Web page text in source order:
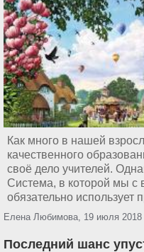
Как много в нашей
качественного
своё дело учителей.
Система, в которой мы с
обязательно использует
Елена Любимова, 19 июля 2018
Последний шанс